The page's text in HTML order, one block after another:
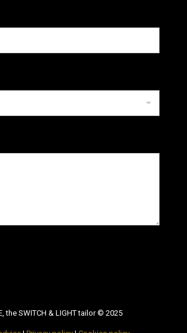
the SWITCH & LIGHT tailor © 2025